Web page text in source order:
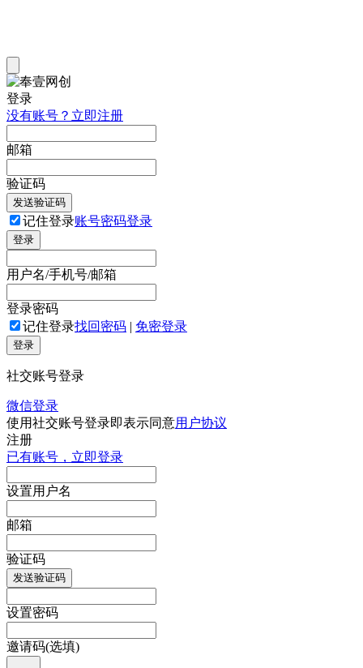
登录
没有账号？立即注册
邮箱
验证码
发送验证码
记住登录账号密码登录
登录
用户名/手机号/邮箱
登录密码
记住登录找回密码 | 免密登录
登录
社交账号登录
微信登录
使用社交账号登录即表示同意用户协议
注册
已有账号，立即登录
设置用户名
邮箱
验证码
发送验证码
设置密码
邀请码(选填)